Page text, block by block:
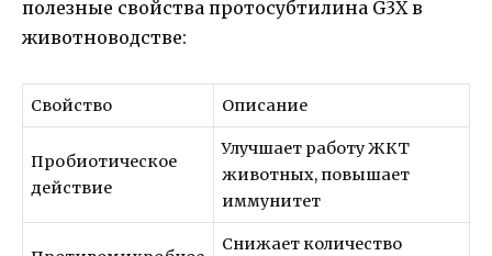
полезные свойства протосубтилина G3X в
животноводстве:
Свойство Описание
Пробиотическое
действие
Улучшает работу ЖКТ
животных, повышает
иммунитет
Снижает количество